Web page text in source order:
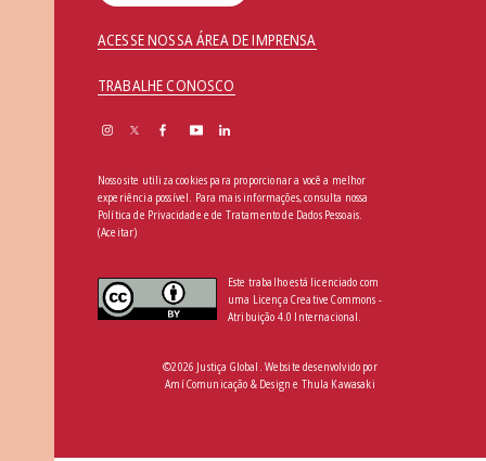
ACESSE NOSSA ÁREA DE IMPRENSA
TRABALHE CONOSCO
Nosso site utiliza cookies para proporcionar a você a melhor
experiência possível. Para mais informações, consulta nossa
Política de Privacidade e de Tratamento de Dados Pessoais
(Aceitar)
Este trabalho está licenciado com
uma Licença Creative Commons -
Atribuição 4.0 Internacional.
©2026 Justiça Global. Website desenvolvido por
Amí Comunicação & Design e Thula Kawasaki